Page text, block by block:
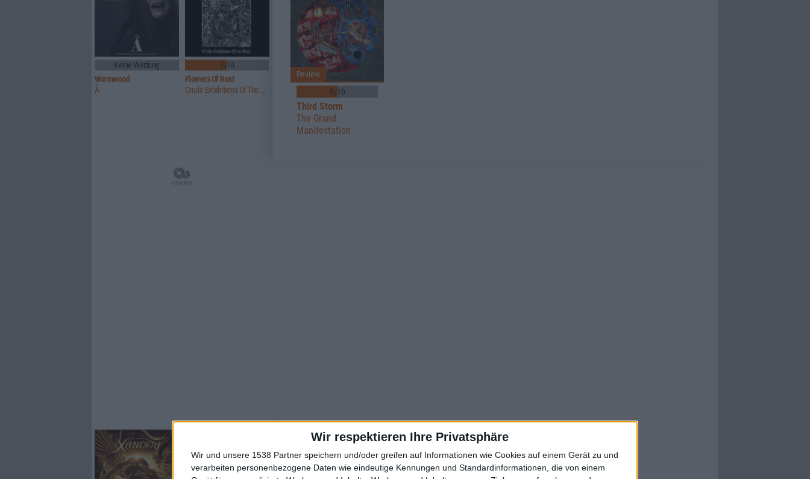
Wir respektieren Ihre Privatsphäre
Wir und unsere 1538 Partner speichern und/oder greifen auf Informationen wie Cookies auf einem Gerät zu und
verarbeiten personenbezogene Daten wie eindeutige Kennungen und Standardinformationen, die von einem
5/10
Review
Third Storm
The Grand
Manifestation
Keine Wertung
Wormwood
Å
5/10
Flowers Of Rust